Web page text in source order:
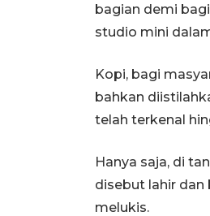
bagian demi
studio mini
Kopi, bagi
bahkan
telah terkenal
Hanya saja, di
disebut lahir dan
melukis.